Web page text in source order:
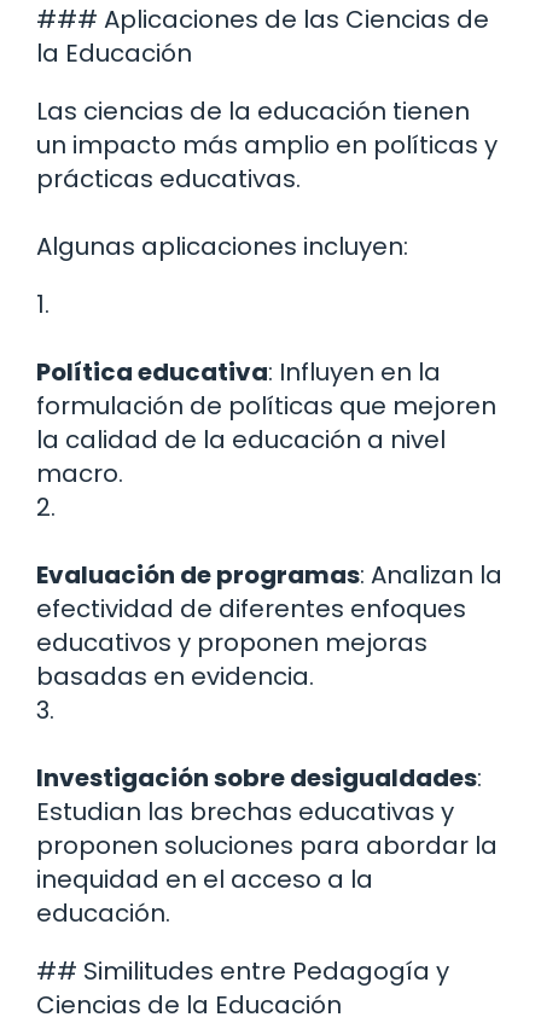
### Aplicaciones de las Ciencias de
la Educación
Las ciencias de la educación tienen
un impacto más amplio en políticas y
prácticas educativas.
Algunas aplicaciones incluyen:
1.
Política educativa: Influyen en la
formulación de políticas que mejoren
la calidad de la educación a nivel
macro.
2.
Evaluación de programas: Analizan la
efectividad de diferentes enfoques
educativos y proponen mejoras
basadas en evidencia.
3.
Investigación sobre desigualdades:
Estudian las brechas educativas y
proponen soluciones para abordar la
inequidad en el acceso a la
educación.
## Similitudes entre Pedagogía y
Ciencias de la Educación